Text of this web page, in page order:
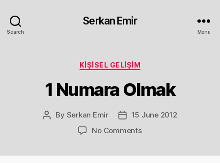
Search
Serkan Emir
Menu
Categories
KIŞISEL GELIŞIM
1 Numara Olmak
Post
By Serkan Emir
Post15 June 2012
No Commentson